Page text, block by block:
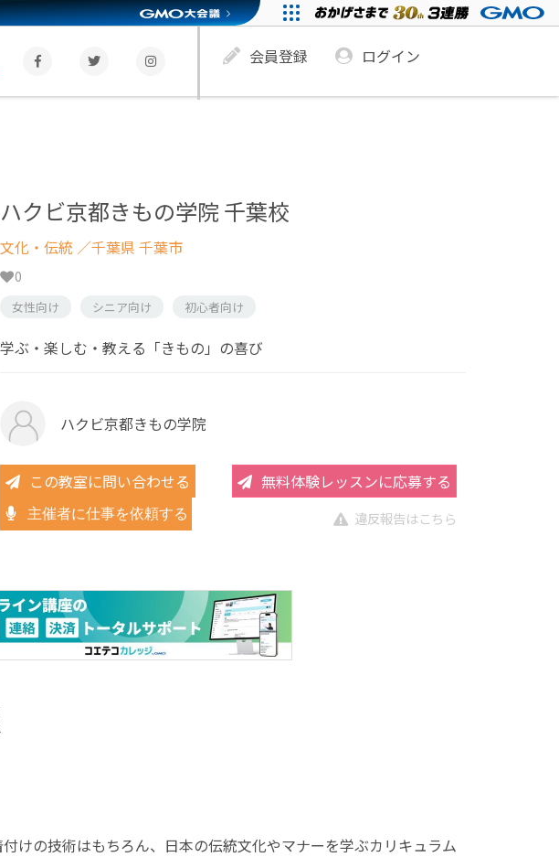
会員登録 ログイン
ハクビ京都きもの学院 千葉校
文化・伝統 ／千葉県 千葉市
0
女性向け シニア向け 初心者向け
学ぶ・楽しむ・教える「きもの」の喜び
ハクビ京都きもの学院
この教室に問い合わせる 無料体験レッスンに応募する
主催者に仕事を依頼する 違反報告はこちら
けの技術はもちろん、日本の伝統文化やマナーを学ぶカリキュラム